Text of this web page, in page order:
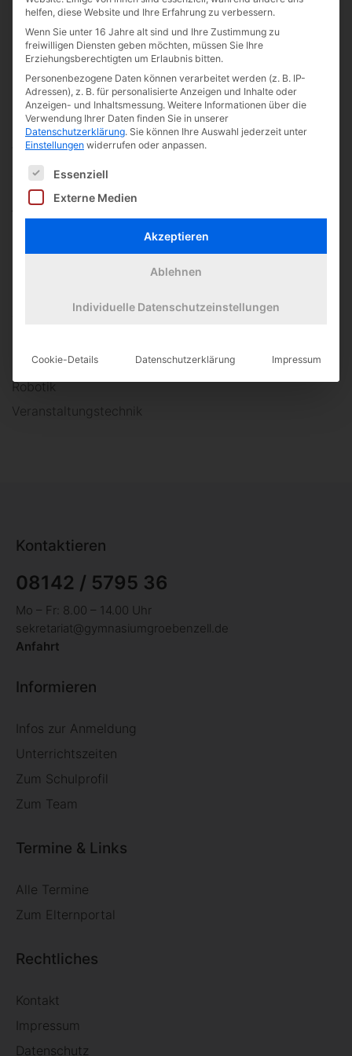
Politik und Gesellschaft
Religion
Russisch
Spanisch
Sport
Studien- und Berufsorientierung
Wirtschaft und Recht
Oberstufe
Wahlunterricht & Fördermodule
Jugend forscht
Rechtskunde
Robotik
Veranstaltungstechnik
Kontaktieren
08142 / 5795 36
Mo – Fr: 8.00 – 14.00 Uhr
sekretariat@gymnasiumgroebenzell.de
Anfahrt
Informieren
Infos zur Anmeldung
Unterrichtszeiten
Zum Schulprofil
Zum Team
Termine & Links
Alle Termine
Zum Elternportal
Rechtliches
Kontakt
Impressum
Datenschutz
helfen, diese Website und Ihre Erfahrung zu verbessern.
Wenn Sie unter 16 Jahre alt sind und Ihre Zustimmung zu
freiwilligen Diensten geben möchten, müssen Sie Ihre
Erziehungsberechtigten um Erlaubnis bitten.
Personenbezogene Daten können verarbeitet werden (z. B. IP-
Adressen), z. B. für personalisierte Anzeigen und Inhalte oder
Anzeigen- und Inhaltsmessung. Weitere Informationen über die
Verwendung Ihrer Daten finden Sie in unserer
Datenschutzerklärung. Sie können Ihre Auswahl jederzeit unter
Einstellungen widerrufen oder anpassen.
Es folgt eine Liste der Service-Gruppen, für die
Essenziell
Externe Medien
Akzeptieren
Ablehnen
Individuelle Datenschutzeinstellungen
Cookie-Details Datenschutzerklärung Impressum